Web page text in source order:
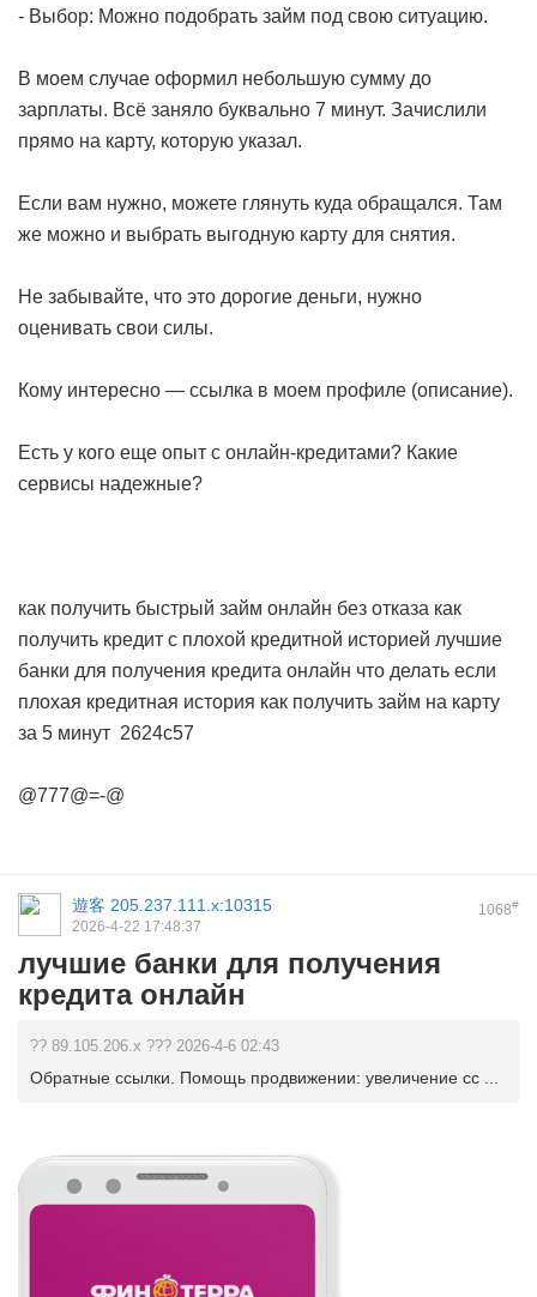
- Выбор: Можно подобрать займ под свою ситуацию.
В моем случае оформил небольшую сумму до
зарплаты. Всё заняло буквально 7 минут. Зачислили
прямо на карту, которую указал.
Если вам нужно, можете глянуть куда обращался. Там
же можно и выбрать выгодную карту для снятия.
Не забывайте, что это дорогие деньги, нужно
оценивать свои силы.
Кому интересно — ссылка в моем профиле (описание).
Есть у кого еще опыт с онлайн-кредитами? Какие
сервисы надежные?
как получить быстрый займ онлайн без отказа как
получить кредит с плохой кредитной историей лучшие
банки для получения кредита онлайн что делать если
плохая кредитная история как получить займ на карту
за 5 минут 2624c57
@777@=-@
1068#
遊客 205.237.111.x:10315
2026-4-22 17:48:37
лучшие банки для получения
кредита онлайн
?? 89.105.206.x ??? 2026-4-6 02:43
Обратные ссылки. Помощь продвижении: увеличение сс ...